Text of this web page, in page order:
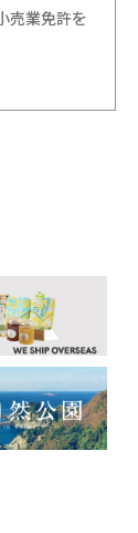
売業免許を